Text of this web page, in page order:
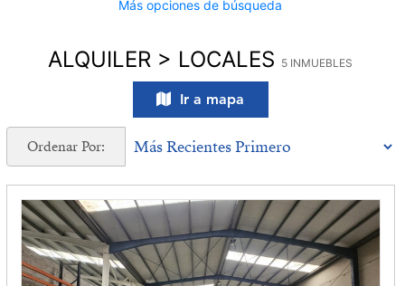
Más opciones de búsqueda
ALQUILER > LOCALES 5 INMUEBLES
Ir a mapa
Ordenar Por: